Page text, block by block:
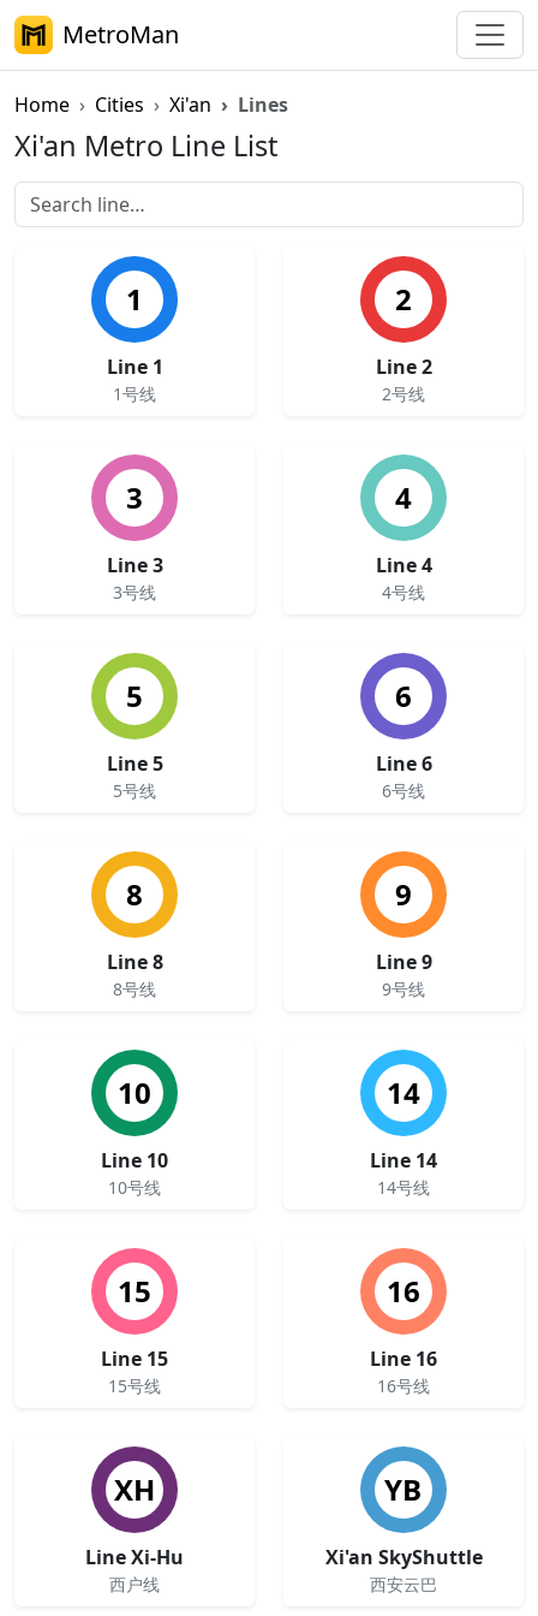
MetroMan
Home Cities Xi'an Lines
Xi'an Metro Line List
1
Line 1
1号线
2
Line 2
2号线
3
Line 3
3号线
4
Line 4
4号线
5
Line 5
5号线
6
Line 6
6号线
8
Line 8
8号线
9
Line 9
9号线
10
Line 10
10号线
14
Line 14
14号线
15
Line 15
15号线
16
Line 16
16号线
XH
Line Xi-Hu
西户线
YB
Xi'an SkyShuttle
西安云巴